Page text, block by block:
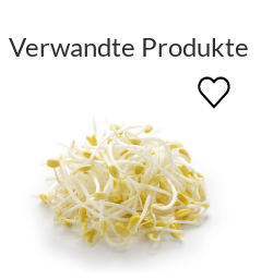
Verwandte Produkte